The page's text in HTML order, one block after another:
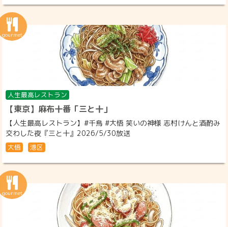
人生最高レストラン
【東京】麻布十番「三と十」
【人生最高レストラン】#千鳥 #大悟 笑いの神様 志村けんと酒酌み
交わした夜『三と十』2026/5/30放送
大悟 港区